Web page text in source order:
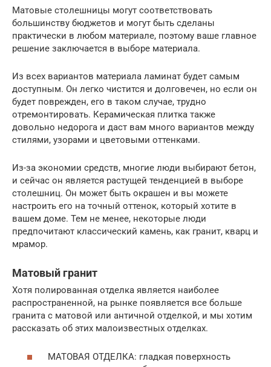
Матовые столешницы могут соответствовать
большинству бюджетов и могут быть сделаны
практически в любом материале, поэтому ваше главное
решение заключается в выборе материала.
Из всех вариантов материала ламинат будет самым
доступным. Он легко чистится и долговечен, но если он
будет поврежден, его в таком случае, трудно
отремонтировать. Керамическая плитка также
довольно недорога и даст вам много вариантов между
стилями, узорами и цветовыми оттенками.
Из-за экономии средств, многие люди выбирают бетон,
и сейчас он является растущей тенденцией в выборе
столешниц. Он может быть окрашен и вы можете
настроить его на точный оттенок, который хотите в
вашем доме. Тем не менее, некоторые люди
предпочитают классический камень, как гранит, кварц и
мрамор.
Матовый гранит
Хотя полированная отделка является наиболее
распространенной, на рынке появляется все больше
гранита с матовой или античной отделкой, и мы хотим
рассказать об этих малоизвестных отделках.
МАТОВАЯ ОТДЕЛКА: гладкая поверхность